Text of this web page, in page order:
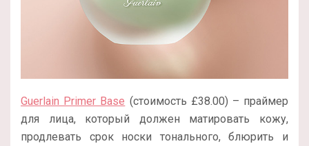
Guerlain Primer Base (стоимость £38.00) – праймер
для лица, который должен матировать кожу,
продлевать срок носки тонального, блюрить и